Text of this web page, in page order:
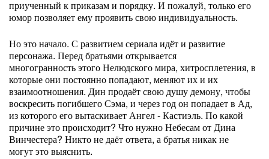
приученный к приказам и порядку. И пожалуй, только его
юмор позволяет ему проявить свою индивидуальность.
Но это начало. С развитием сериала идёт и развитие
персонажа. Перед братьями открывается
многогранность этого Нелюдского мира, хитросплетения, в
которые они постоянно попадают, меняют их и их
взаимоотношения. Дин продаёт свою душу демону, чтобы
воскресить погибшего Сэма, и через год он попадает в Ад,
из которого его вытаскивает Ангел - Кастиэль. По какой
причине это происходит? Что нужно Небесам от Дина
Винчестера? Никто не даёт ответа, а братья никак не
могут это выяснить.